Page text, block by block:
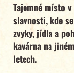
Tajemné místo
slavnosti, kde
zvyky, jídla a
kavárna na
letech.